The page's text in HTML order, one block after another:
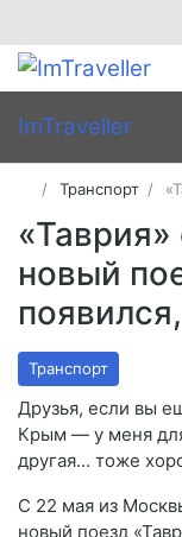
ImTraveller
Транспорт
новый
Транспорт
Друзья, если вы
Крым — у меня
другая... тоже
С 22 мая из
новый поезд